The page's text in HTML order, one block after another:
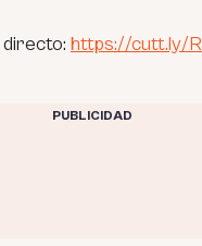
https://cutt.ly/
PUBLICIDAD